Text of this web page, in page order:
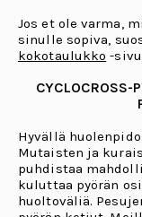
Jos et ole varma,
sinulle sopiva,
kokotaulukko -
CYCLOCROSS-
Hyvällä
Mutaisten ja
puhdistaa
kuluttaa pyörän
huoltoväliä.